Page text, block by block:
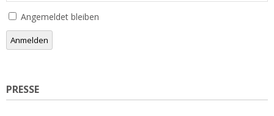
Angemeldet bleiben
Anmelden
PRESSE